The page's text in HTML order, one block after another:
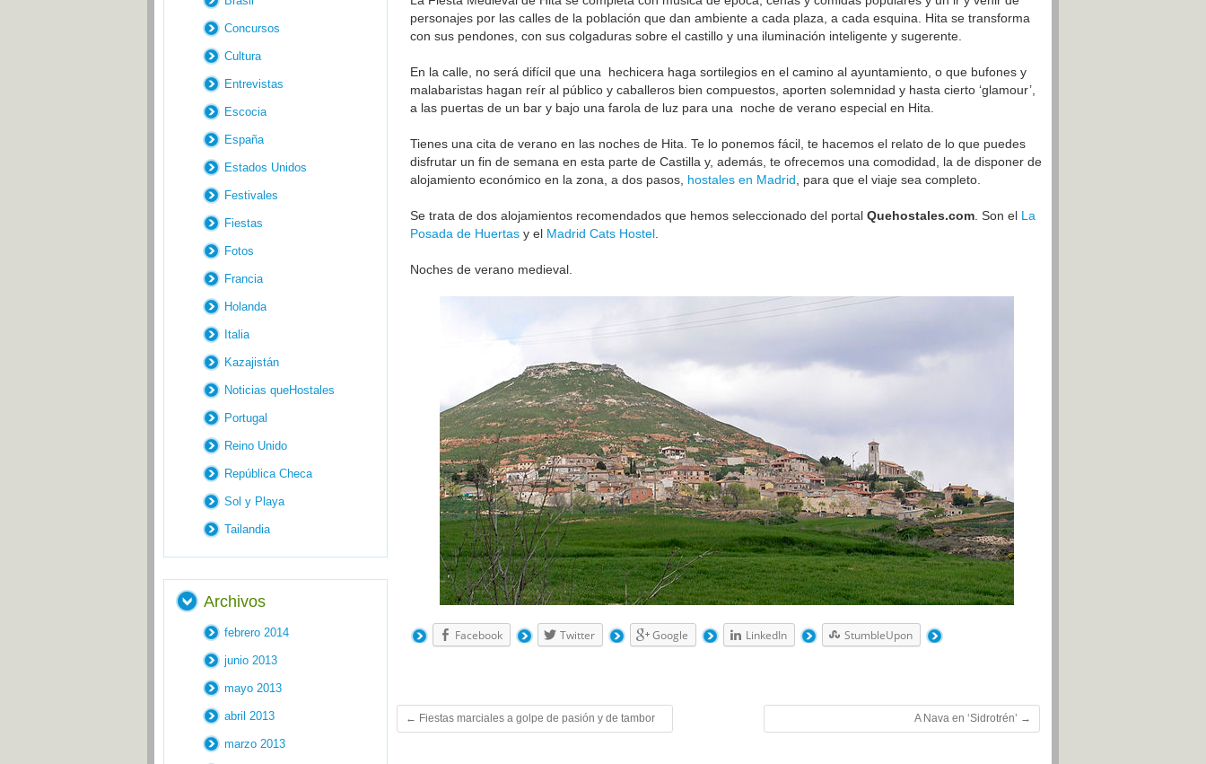
personajes por las calles de la población que dan ambiente a cada plaza, a cada esquina. Hita se transforma
con sus pendones, con sus colgaduras sobre el castillo y una iluminación inteligente y sugerente.
En la calle, no será difícil que una hechicera haga sortilegios en el camino al ayuntamiento, o que bufones y
malabaristas hagan reír al público y caballeros bien compuestos, aporten solemnidad y hasta cierto ‘glamour’,
a las puertas de un bar y bajo una farola de luz para una noche de verano especial en Hita.
Tienes una cita de verano en las noches de Hita. Te lo ponemos fácil, te hacemos el relato de lo que puedes
disfrutar un fin de semana en esta parte de Castilla y, además, te ofrecemos una comodidad, la de disponer de
alojamiento económico en la zona, a dos pasos, hostales en Madrid , para que el viaje sea completo.
Se trata de dos alojamientos recomendados que hemos seleccionado del portal Quehostales.com . Son el La
Posada de Huertas y el Madrid Cats Hostel
Noches de verano medieval.
Facebook Twitter Google LinkedIn StumbleUpon
← Fiestas marciales a golpe de pasión y de tambor A Nava en ‘Sidrotrén’ →
Concursos
Cultura
Entrevistas
Escocia
España
Estados Unidos
Festivales
Fiestas
Fotos
Francia
Holanda
Italia
Kazajistán
Noticias queHostales
Portugal
Reino Unido
República Checa
Sol y Playa
Tailandia
Archivos
febrero 2014
junio 2013
mayo 2013
abril 2013
marzo 2013